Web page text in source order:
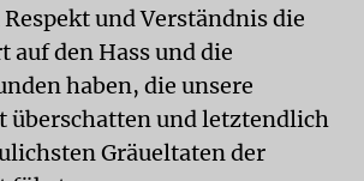
und Verständnis die
auf den Hass und die
haben, die unsere
überschatten und letztendlich
Gräueltaten der